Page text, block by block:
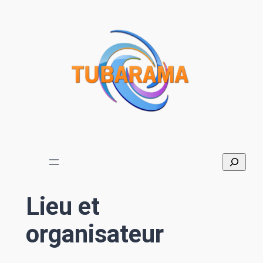
Lieu et
organisateur